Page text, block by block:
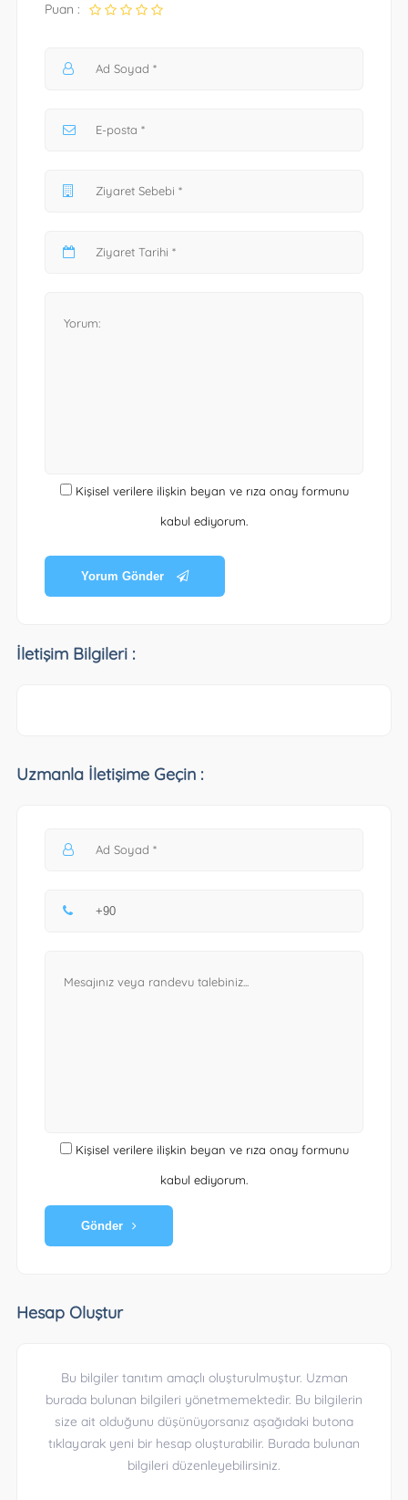
Puan :
Kişisel verilere ilişkin beyan ve rıza onay formunu
kabul ediyorum.
Yorum Gönder
İletişim Bilgileri :
Uzmanla İletişime Geçin :
Kişisel verilere ilişkin beyan ve rıza onay formunu
kabul ediyorum.
Gönder
Hesap Oluştur
Bu bilgiler tanıtım amaçlı oluşturulmuştur. Uzman
burada bulunan bilgileri yönetmemektedir. Bu bilgilerin
size ait olduğunu düşünüyorsanız aşağıdaki butona
tıklayarak yeni bir hesap oluşturabilir. Burada bulunan
bilgileri düzenleyebilirsiniz.